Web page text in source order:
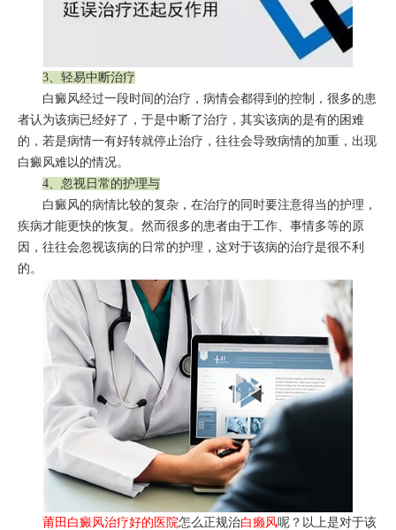
3、轻易中断治疗
白癜风经过一段时间的治疗，病情会都得到的控制，很多的患
者认为该病已经好了，于是中断了治疗，其实该病的是有的困难
的，若是病情一有好转就停止治疗，往往会导致病情的加重，出现
白癜风难以的情况。
4、忽视日常的护理与
白癜风的病情比较的复杂，在治疗的同时要注意得当的护理，
疾病才能更快的恢复。然而很多的患者由于工作、事情多等的原
因，往往会忽视该病的日常的护理，这对于该病的治疗是很不利
的。
莆田白癜风治疗好的医院怎么正规治白癞风呢？ 以上是对于该